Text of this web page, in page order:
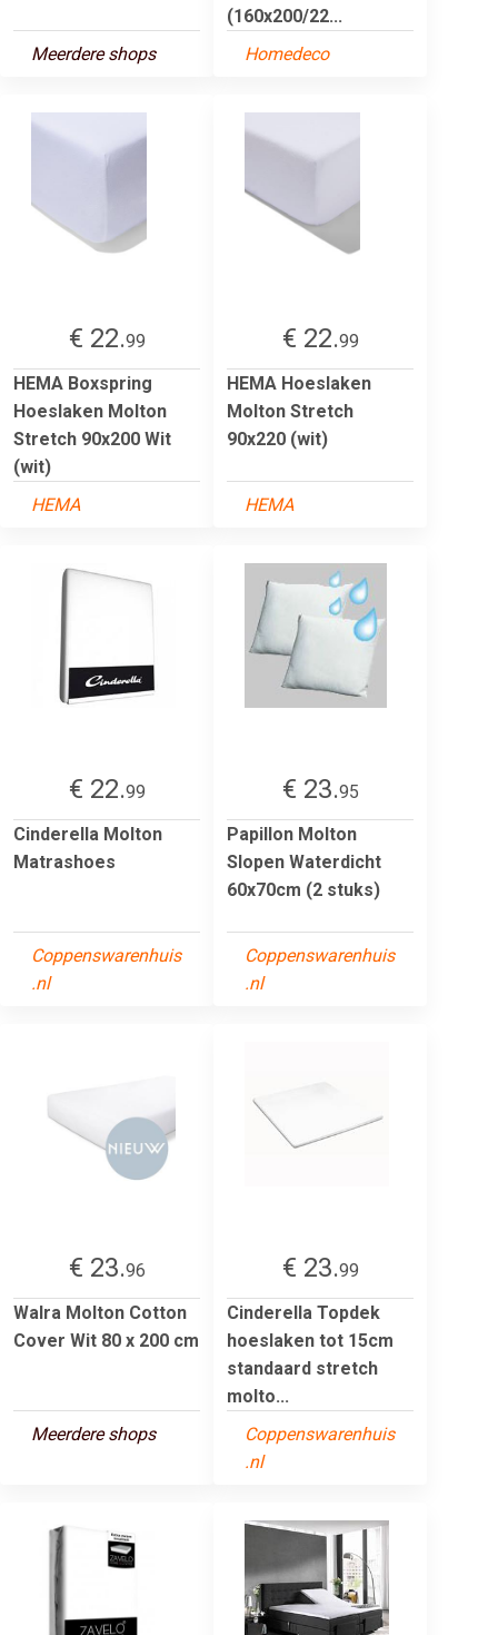
Meerdere shops
(160x200/22...
Homedeco
€ 22.99
HEMA Boxspring
Hoeslaken Molton
Stretch 90x200 Wit
(wit)
HEMA
€ 22.99
HEMA Hoeslaken
Molton Stretch
90x220 (wit)
HEMA
€ 22.99
Cinderella Molton
Matrashoes
Coppenswarenhuis
.nl
€ 23.95
Papillon Molton
Slopen Waterdicht
60x70cm (2 stuks)
Coppenswarenhuis
.nl
€ 23.96
Walra Molton Cotton
Cover Wit 80 x 200 cm
Meerdere shops
€ 23.99
Cinderella Topdek
hoeslaken tot 15cm
standaard stretch
molto...
Coppenswarenhuis
.nl